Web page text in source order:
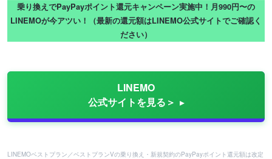
乗り換えでPayPayポイント還元キャンペーン実施中！月990円〜の
LINEMOが今アツい！（最新の還元額はLINEMO公式サイトでご確認く
ださい）
LINEMO
公式サイトを見る＞
LINEMOベストプラン／ベストプランVの乗り換え・新規契約のPayPayポイント還元額は改定